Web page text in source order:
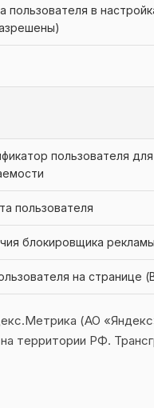
пользователя в
пользователя для
пользователя
блокировщика рекламы
на странице
(АО
территории РФ.